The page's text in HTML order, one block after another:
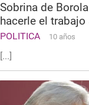
Sobrina de
hacerle el trabajo
POLITICA 10 años
[...]